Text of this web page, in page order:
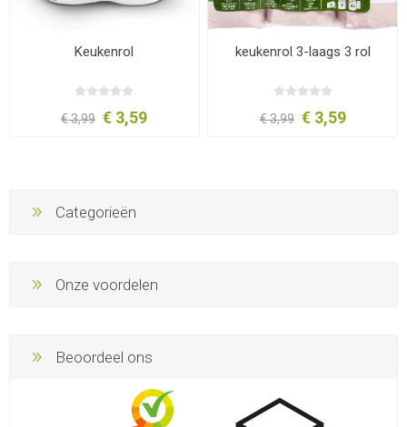
Keukenrol
€ 3,99 € 3,59
keukenrol 3-laags 3 rol
€ 3,99 € 3,59
Categorieën
Onze voordelen
Beoordeel ons